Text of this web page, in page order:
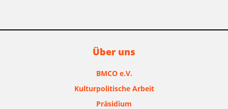
Über uns
BMCO e.V.
Kulturpolitische Arbeit
Präsidium